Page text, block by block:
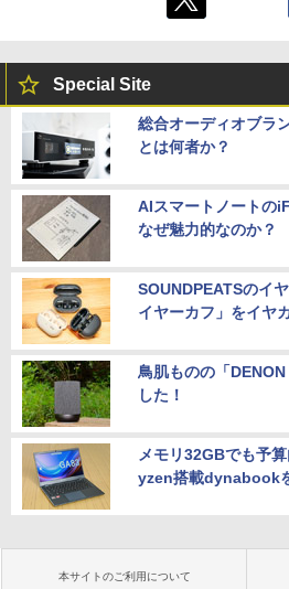
Special Site
総合オーディオブラ
とは何者か？
AIスマートノートの
なぜ魅力的なのか？
SOUNDPEATSのイ
イヤーカフ」をイヤ
鳥肌ものの「
した！
メモリ32GBでも予
yzen搭載dynabook
本サイトのご利用について